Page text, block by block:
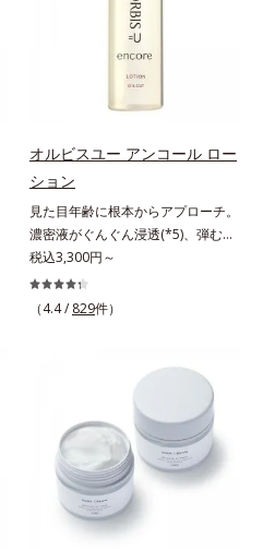
いを与える「バイオモイスト成分
(*2)」を配合することで、頭皮の油
分と水分のバランスを整え、髪と頭
皮をすこやかに保ちます。さらにコ
ンディショナーには髪の1本1本を均
グ成分(*3)」を採用し、コーティン
の形状をキープしやすい状態に整
え、スタイリングしやすい髪へ導き
ます。深呼吸したくなる爽やかでや
さしいグリーン＆ハーブの香りで、
毎日をタフに頑張る男性の心を解き
ほぐします。*1 ラウリルグルコシ
な汚れを落とす成分*2 グリチルリ
チン酸２K、アルテロモナス発酵エ
キス（微生物由来）、イワベンケイ
根エキス（植物由来）＝頭皮にうる
おいを与える保湿成分*3 PPG-3カ
プリリルエーテル＝毛髪の水分・油
分を保ち、髪をまとまりやすく整え
オルビスユー アンコール ロー
ション
見た目年齢に根本からアプローチ。
濃密液がぐんぐん浸透(*5)、弾むよ
うな素肌へ。諦めかけていたハリ不
足、うるおい低下に先端科学ケア
(*1)でアプローチするエイジングケ
スエキスとHSP（ヒートショックプ
ロテイン）(*4)の合わせ技で、目
元、フェイスラインなど、年齢を重
ねるにつれハリ不足、うるおい低下
を感じやすい部位に働きかけ、ハリ
感のある肌へ導きます。さらに、水
でも油でもない第3の成分、even
wateroil（イーブンワテロイル）を
税込3,300円～
（4.4 / 829件）